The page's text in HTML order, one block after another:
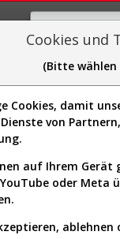
Sector-Spider
ist nur
Cookies und
(Bitte wählen
Cookies, damit
von
auf Ihrem Gerät
oder Meta